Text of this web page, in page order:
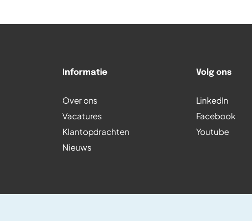
Informatie
Over ons
Vacatures
Klantopdrachten
Nieuws
Volg ons
LinkedIn
Facebook
Youtube